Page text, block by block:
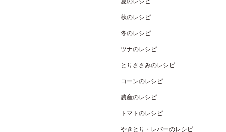
秋のレシピ
冬のレシピ
ツナのレシピ
とりささみのレシピ
コーンのレシピ
農産のレシピ
トマトのレシピ
やきとり・レバーのレシピ